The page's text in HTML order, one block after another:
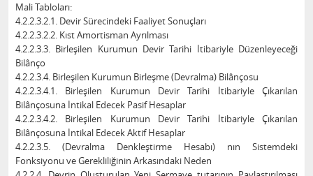
Mali Tabloları:
4.2.2.3.2.1. Devir Sürecindeki Faaliyet Sonuçları
4.2.2.3.2.2. Kıst Amortisman Ayrılması
4.2.2.3.3. Birleşilen Kurumun Devir Tarihi İtibariyle Düzenleyeceği
Bilânço
4.2.2.3.4. Birleşilen Kurumun Birleşme (Devralma) Bilânçosu
4.2.2.3.4.1. Birleşilen Kurumun Devir Tarihi İtibariyle Çıkarılan
Bilânçosuna İntikal Edecek Pasif Hesaplar
4.2.2.3.4.2. Birleşilen Kurumun Devir Tarihi İtibariyle Çıkarılan
Bilânçosuna İntikal Edecek Aktif Hesaplar
4.2.2.3.5. (Devralma Denkleştirme Hesabı) nın Sistemdeki
Fonksiyonu ve Gerekliliğinin Arkasındaki Neden